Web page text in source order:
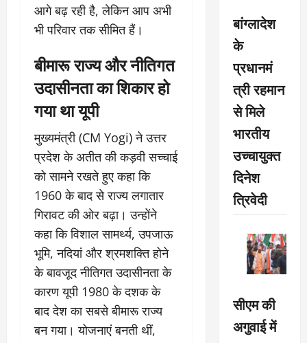
आगे बढ़ रही है, लेकिन आप अभी
भी परिवार तक सीमित हैं।
बीमारू राज्य और नीतिगत
उदासीनता का शिकार हो
गया था यूपी
मुख्यमंत्री (CM Yogi) ने उत्तर
प्रदेश के अतीत की कड़वी सच्चाई
को सामने रखते हुए कहा कि
1960 के बाद से राज्य लगातार
गिरावट की ओर बढ़ा। उन्होंने
कहा कि विशाल सामर्थ्य, उपजाऊ
भूमि, नदियां और श्रमशक्ति होने
के बावजूद नीतिगत उदासीनता के
कारण यूपी 1980 के दशक के
बाद देश का सबसे बीमारू राज्य
बन गया। योजनाएं बनती थीं,
बांग्लादेश
के
प्रधानमं
त्री रहमान
से मिले
भारतीय
उच्चायुक्त
दिनेश
त्रिवेदी
सीएम की
अगुवाई में